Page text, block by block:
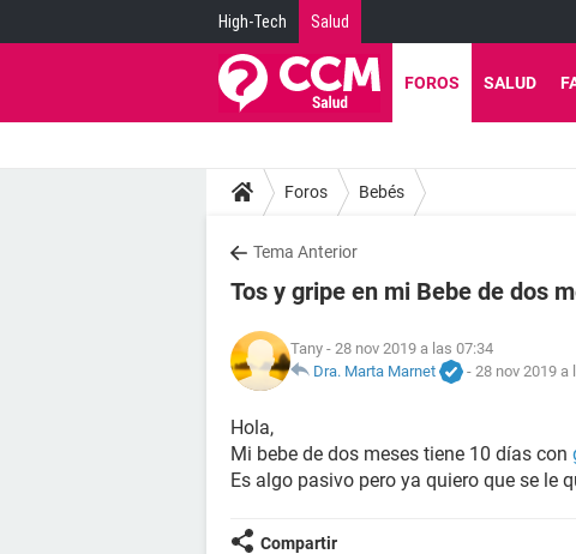
High-Tech Salud
FOROS SALUD
Foros Bebés
Tema Anterior
Tos y gripe en mi Bebe de dos
Tany - 28 nov 2019 a las 07:34
Dra. Marta Marnet
- 28 nov 2019 a
Hola,
Mi bebe de dos meses tiene 10 días con
Es algo pasivo pero ya quiero que se le
Compartir